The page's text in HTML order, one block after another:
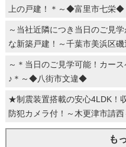
上の戸建！＊～◆富里市七栄◆
～当社近隣につき当日のご見
な新築戸建！～千葉市美浜区磯
～＊当日のご見学可能！カー
♪＊～◆八街市文違◆
★制震装置搭載の安心4LDK！
防犯カメラ付！～木更津市請西
も